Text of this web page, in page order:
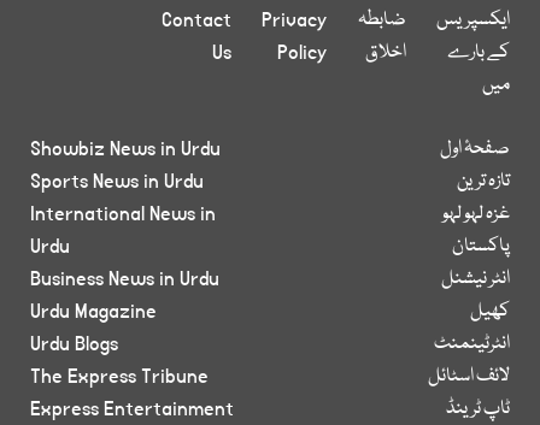
ایکسپریس
کے بارے
میں
ضابطہ
اخلاق
Privacy
Policy
Contact
Us
صفحۂ اول
تازہ ترین
غزہ لہو لہو
پاکستان
انٹر نیشنل
کھیل
انٹرٹینمنٹ
لائف اسٹائل
ٹاپ ٹرینڈ
Showbiz News in Urdu
Sports News in Urdu
International News in
Urdu
Business News in Urdu
Urdu Magazine
Urdu Blogs
The Express Tribune
Express Entertainment